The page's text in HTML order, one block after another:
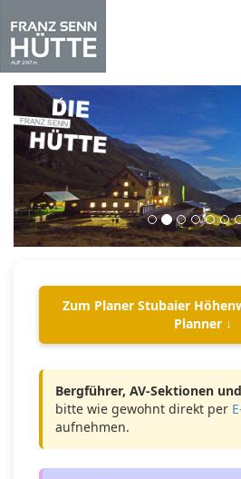
Skip
content
‹
Zum Planer Stubaier
Planner ↓
Bergführer, AV-Sektionen
bitte wie gewohnt direkt per
aufnehmen.